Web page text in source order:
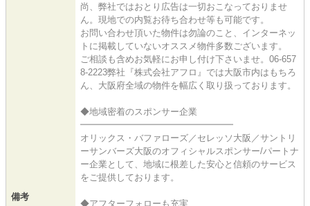
備考
尚、弊社ではおとり広告は一切おこなっておりませ
ん。現地での内覧お待ち合わせ等も可能です。
お問い合わせ頂いた物件は勿論のこと、インターネッ
トに掲載していないオススメ物件多数ございます。
ご相談も含めお気軽にお申し付け下さいませ。06-657
8-2223弊社『株式会社アフロ』では大阪市内はもちろ
ん、大阪府全域の物件を幅広く取り扱っております。
◆地域密着のスポンサー企業
━━━━━━━━━━━━━━━━━
オリックス・バファローズ／セレッソ大阪／サントリ
ーサンバーズ大阪のオフィシャルスポンサー/パートナ
ー企業として、地域に根差した安心と信頼のサービス
をご提供しております。
◆アフターフォローも充実